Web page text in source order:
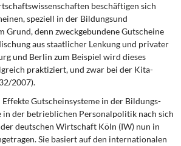
Moderne
Stiftung
beschäftigen sich
speziell in der Bildungs­und
Grund, denn zweckgebundene Gutscheine
aus staatlicher Len­kung und privater
und Berlin zum Beispiel wird dieses
praktiziert, und zwar bei der Kita-
2007).
Gut­scheinsysteme in der Bildungs-
in der betrieblichen Personalpolitik nach sich
deutschen Wirtschaft Köln (IW) nun in
Sie basiert auf den internationa­len